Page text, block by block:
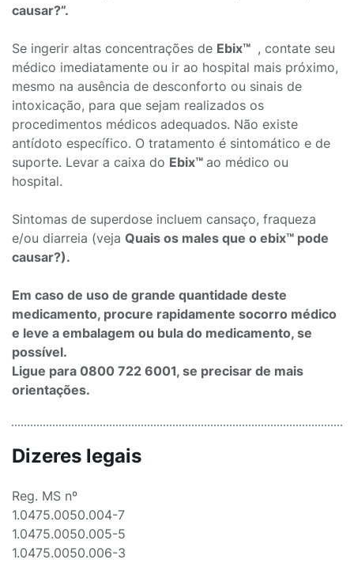
causar?”.
Se ingerir altas concentrações de Ebix™ , contate seu
médico imediatamente ou ir ao hospital mais próximo,
mesmo na ausência de desconforto ou sinais de
intoxicação, para que sejam realizados os
procedimentos médicos adequados. Não existe
antídoto específico. O tratamento é sintomático e de
suporte. Levar a caixa do Ebix™ ao médico ou
hospital.
Sintomas de superdose incluem cansaço, fraqueza
e/ou diarreia (veja Quais os males que o ebix™ pode
causar?).
Em caso de uso de grande quantidade deste
medicamento, procure rapidamente socorro médico
e leve a embalagem ou bula do medicamento, se
possível.
Ligue para 0800 722 6001, se precisar de mais
orientações.
Dizeres legais
Reg. MS nº
1.0475.0050.004-7
1.0475.0050.005-5
1.0475.0050.006-3